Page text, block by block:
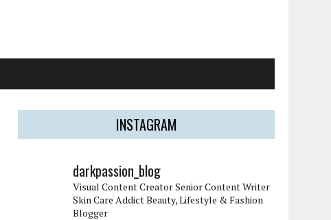
INSTAGRAM
darkpassion_blog
Visual Content CreatorSenior Content Writer
Skin Care AddictBeauty, Lifestyle & Fashion
Blogger